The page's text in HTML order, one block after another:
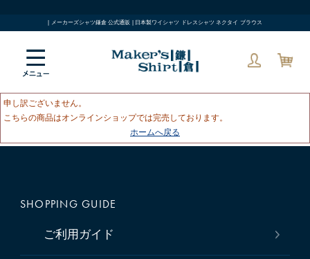
| メーカーズシャツ鎌倉 公式通販 | 日本製ワイシャツ ドレスシャツ ネクタイ ブラウス
申し訳ございません。
こちらの商品はオンラインショップでは完売しております。
ホームへ戻る
SHOPPING GUIDE
ご利用ガイド